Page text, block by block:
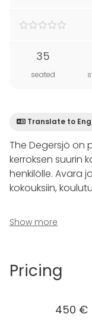
35
seated
Translate to
The Degersjö on
kerroksen suurin
henkilölle. Avara
kokouksiin,
Tilan perälle
tauotukseen tai
yhdistävät
Show more
Pricing
450 €